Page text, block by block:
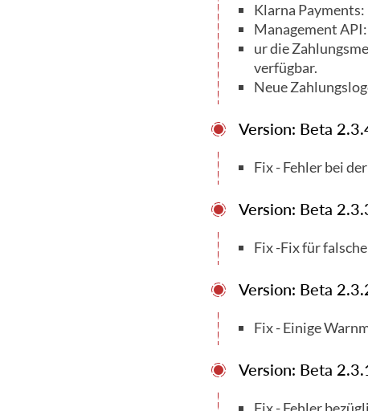
Klarna
Management API:
ur die
verfügbar.
Neue
Version: Beta
Fix - Fehler bei
Version: Beta
Fix -Fix für
Version: Beta
Fix - Einige
Version: Beta